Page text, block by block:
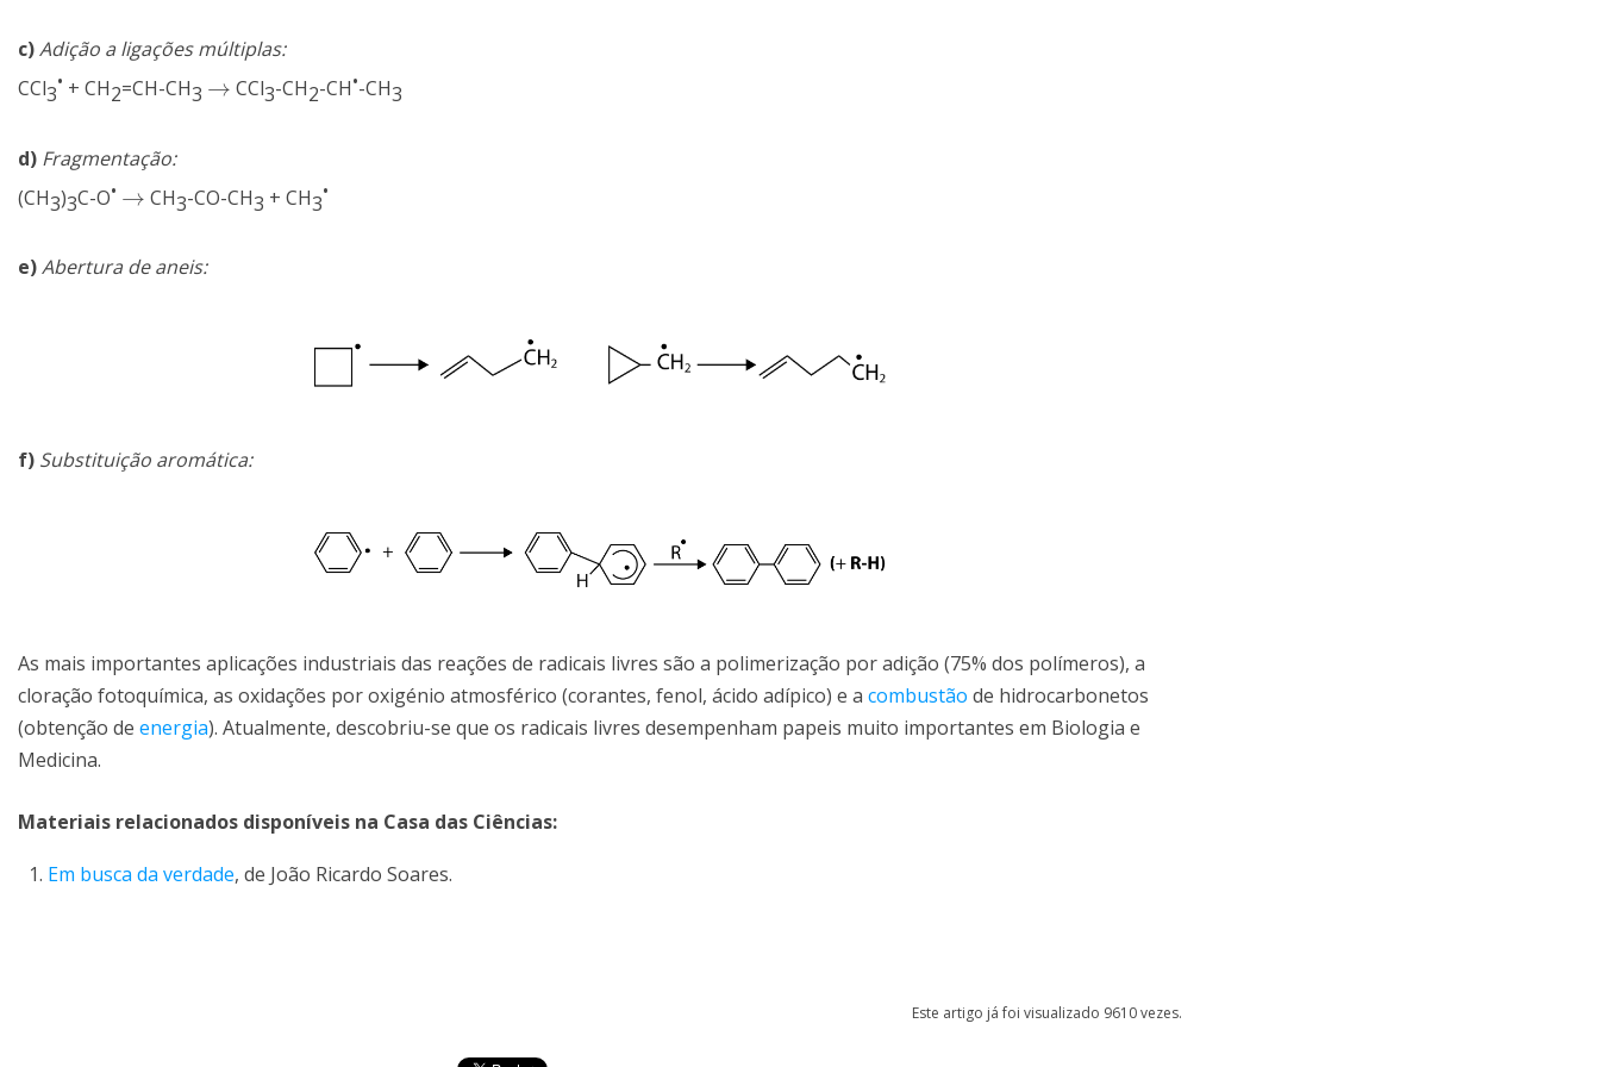
c)Adição a ligações múltiplas:
CCl3• + CH2=CH-CH3 →
→ CCl3-CH2-CH•-CH3
d) Fragmentação:
(CH3)3C-O• →
→ CH3-CO-CH3 + CH3•
e)Abertura de aneis:
f) Substituição aromática:
As mais importantes aplicações industriais das reações de radicais livres são a polimerização por adição (75% dos polímeros), a
cloração fotoquímica, as oxidações por oxigénio atmosférico (corantes, fenol, ácido adípico) e a combustão de hidrocarbonetos
(obtenção de energia). Atualmente, descobriu-se que os radicais livres desempenham papeis muito importantes em Biologia e
Medicina.
Materiais relacionados disponíveis na Casa das Ciências:
Em busca da verdade, de João Ricardo Soares.
Este artigo já foi visualizado 9610 vezes.